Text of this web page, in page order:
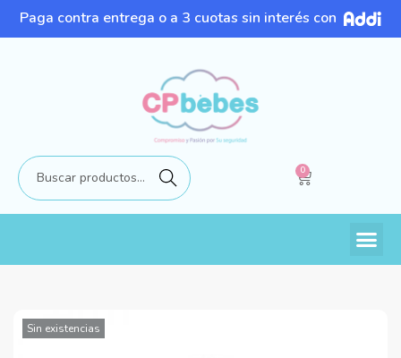
Paga contra entrega o a 3 cuotas sin interés con
Buscar 0
Sin existencias